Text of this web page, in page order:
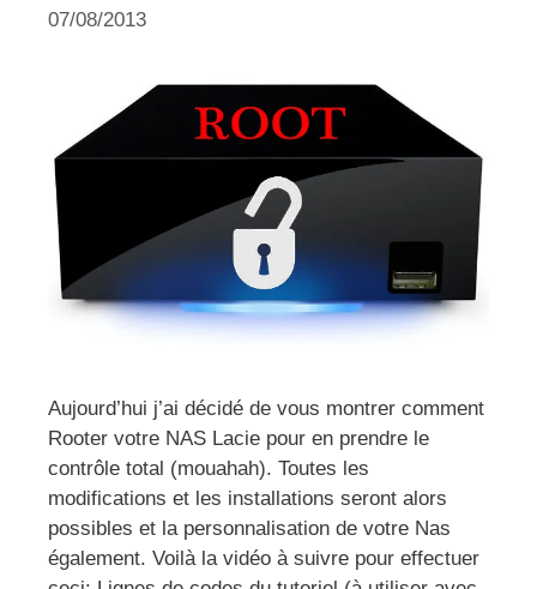
07/08/2013
Aujourd’hui j’ai décidé de vous montrer comment
Rooter votre NAS Lacie pour en prendre le
contrôle total (mouahah). Toutes les
modifications et les installations seront alors
possibles et la personnalisation de votre Nas
également. Voilà la vidéo à suivre pour effectuer